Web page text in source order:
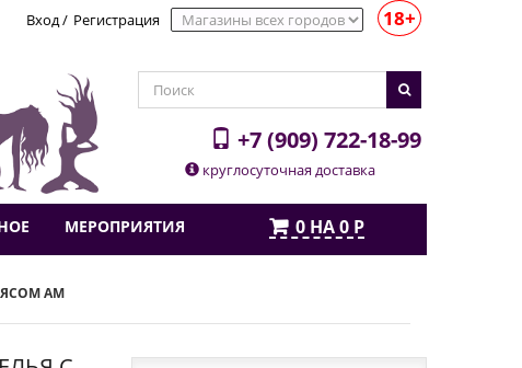
Вход/ Регистрация 18+
+7 (909) 722-18-99
круглосуточная доставка
МЕРОПРИЯТИЯ 0 НА0 Р
AM